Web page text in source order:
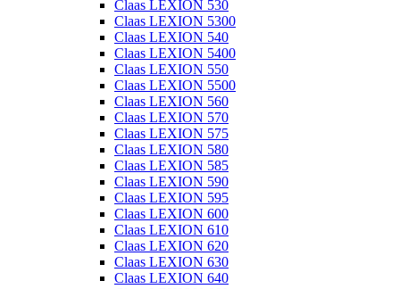
Claas LEXION 530
Claas LEXION 5300
Claas LEXION 540
Claas LEXION 5400
Claas LEXION 550
Claas LEXION 5500
Claas LEXION 560
Claas LEXION 570
Claas LEXION 575
Claas LEXION 580
Claas LEXION 585
Claas LEXION 590
Claas LEXION 595
Claas LEXION 600
Claas LEXION 610
Claas LEXION 620
Claas LEXION 630
Claas LEXION 640